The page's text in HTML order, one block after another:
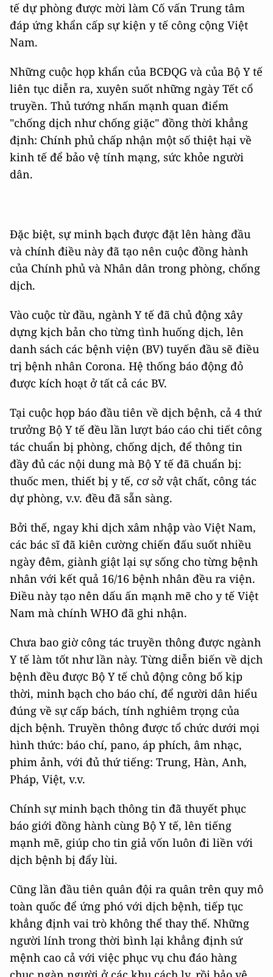
tế dự phòng được mời làm Cố vấn Trung tâm
đáp ứng khẩn cấp sự kiện y tế công cộng Việt
Nam.
Những cuộc họp khẩn của BCĐQG và của Bộ Y tế
liên tục diễn ra, xuyên suốt những ngày Tết cổ
truyền. Thủ tướng nhấn mạnh quan điểm
"chống dịch như chống giặc" đồng thời khẳng
định: Chính phủ chấp nhận một số thiệt hại về
kinh tế để bảo vệ tính mạng, sức khỏe người
dân.
Đặc biệt, sự minh bạch được đặt lên hàng đầu
và chính điều này đã tạo nên cuộc đồng hành
của Chính phủ và Nhân dân trong phòng, chống
dịch.
Vào cuộc từ đầu, ngành Y tế đã chủ động xây
dựng kịch bản cho từng tình huống dịch, lên
danh sách các bệnh viện (BV) tuyến đầu sẽ điều
trị bệnh nhân Corona. Hệ thống báo động đỏ
được kích hoạt ở tất cả các BV.
Tại cuộc họp báo đầu tiên về dịch bệnh, cả 4 thứ
trưởng Bộ Y tế đều lần lượt báo cáo chi tiết công
tác chuẩn bị phòng, chống dịch, để thông tin
đầy đủ các nội dung mà Bộ Y tế đã chuẩn bị:
thuốc men, thiết bị y tế, cơ sở vật chất, công tác
dự phòng, v.v. đều đã sẵn sàng.
Bởi thế, ngay khi dịch xâm nhập vào Việt Nam,
các bác sĩ đã kiên cường chiến đấu suốt nhiều
ngày đêm, giành giật lại sự sống cho từng bệnh
nhân với kết quả 16/16 bệnh nhân đều ra viện.
Điều này tạo nên dấu ấn mạnh mẽ cho y tế Việt
Nam mà chính WHO đã ghi nhận.
Chưa bao giờ công tác truyền thông được ngành
Y tế làm tốt như lần này. Từng diễn biến về dịch
bệnh đều được Bộ Y tế chủ động công bố kịp
thời, minh bạch cho báo chí, để người dân hiểu
đúng về sự cấp bách, tính nghiêm trọng của
dịch bệnh. Truyền thông được tổ chức dưới mọi
hình thức: báo chí, pano, áp phích, âm nhạc,
phim ảnh, với đủ thứ tiếng: Trung, Hàn, Anh,
Pháp, Việt, v.v.
Chính sự minh bạch thông tin đã thuyết phục
báo giới đồng hành cùng Bộ Y tế, lên tiếng
mạnh mẽ, giúp cho tin giả vốn luôn đi liền với
dịch bệnh bị đẩy lùi.
Cũng lần đầu tiên quân đội ra quân trên quy mô
toàn quốc để ứng phó với dịch bệnh, tiếp tục
khẳng định vai trò không thể thay thế. Những
người lính trong thời bình lại khẳng định sứ
mệnh cao cả với việc phục vụ chu đáo hàng